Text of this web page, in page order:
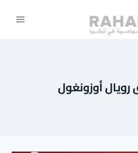
أوزونغول